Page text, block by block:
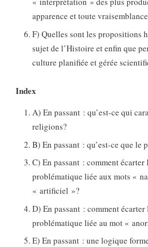
apparence et toute
F) Quelles sont les propositions
sujet de l’Histoire et enfin que
culture planifiée et gérée
Index
A) En passant : qu’est-ce qui
religions?
B) En passant : qu’est-ce que le
C) En passant : comment écarter
problématique liée aux mots «
« artificiel »?
D) En passant : comment écarter
problématique liée au mot «
E) En passant : une logique